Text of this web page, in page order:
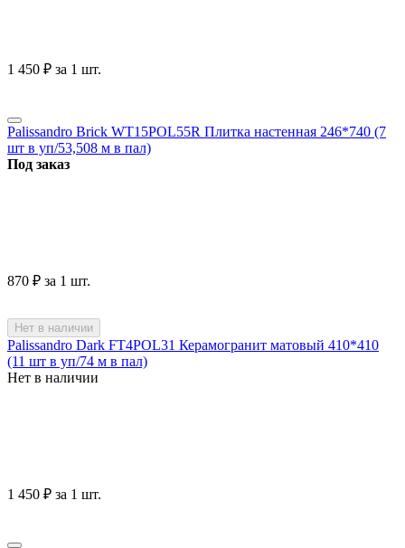
1 450 ₽ за 1 шт.
Palissandro Brick WT15POL55R Плитка настенная 246*740 (7
шт в уп/53,508 м в пал)
Под заказ
‍870‍ ₽ за 1 шт.
Нет в наличии
Palissandro Dark FT4POL31 Керамогранит матовый 410*410
(11 шт в уп/74 м в пал)
Нет в наличии
1 450 ₽ за 1 шт.